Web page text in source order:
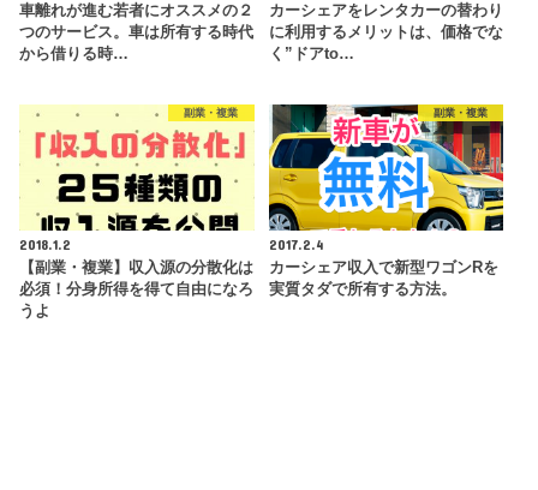
車離れが進む若者にオススメの２
つのサービス。車は所有する時代
から借りる時…
カーシェアをレンタカーの替わり
に利用するメリットは、価格でな
く”ドアto…
副業・複業
2018.1.2
【副業・複業】収入源の分散化は
必須！分身所得を得て自由になろ
うよ
副業・複業
2017.2.4
カーシェア収入で新型ワゴンRを
実質タダで所有する方法。